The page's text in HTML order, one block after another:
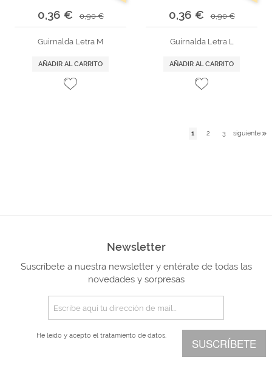
0,36 € 0,90 €
Guirnalda Letra M
AÑADIR AL CARRITO
0,36 € 0,90 €
Guirnalda Letra L
AÑADIR AL CARRITO
1 2 3 siguiente
Newsletter
Suscríbete a nuestra newsletter y entérate de todas las
novedades y sorpresas
SUSCRÍBETE
He leído y acepto el tratamiento de datos.